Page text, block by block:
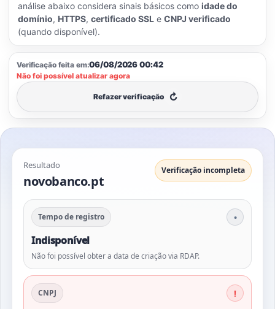
análise abaixo considera sinais básicos como idade do
domínio, HTTPS, certificado SSL e CNPJ verificado
(quando disponível).
Verificação feita em:06/08/2026 00:42
Não foi possível atualizar agora
Refazer verificação ↻
Resultado
novobanco.pt
Verificação incompleta
Tempo de registro
Indisponível
Não foi possível obter a data de criação via RDAP.
CNPJ